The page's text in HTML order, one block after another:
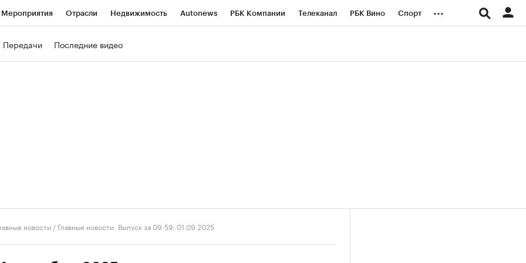
Мероприятия Отрасли Недвижимость Autonews РБК Компании Телеканал РБК Вино Спорт ...
Передачи Последние видео
новости / Главные новости. Выпуск за 09:59, 01.09.2025